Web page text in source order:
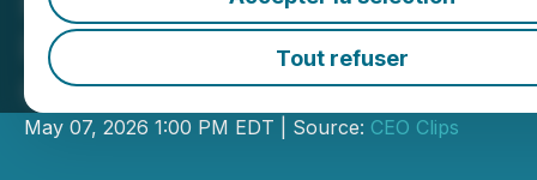
Tout refuser
Production with Near-Term
Output
May 07, 2026 1:00 PM EDT | Source: CEO Clips